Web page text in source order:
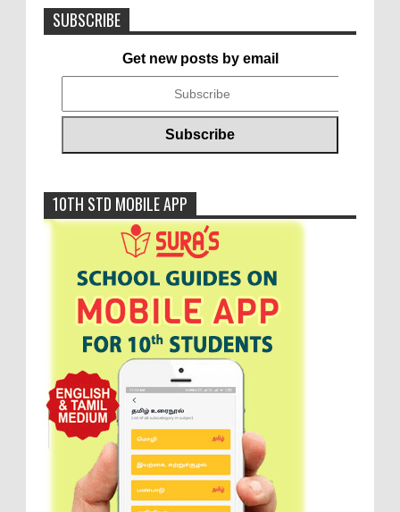
SUBSCRIBE
Get new posts by email
10TH STD MOBILE APP